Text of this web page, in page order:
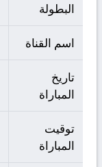
البطولة
اسم القناة
تاريخ
المباراة
توقيت
المباراة